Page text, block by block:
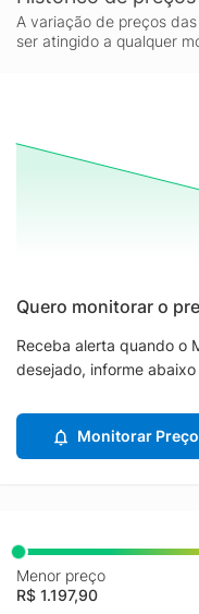
A variação de preços
ser atingido a qualquer
Quero monitorar o
Receba alerta quando o
desejado, informe
Monitorar Preço
Menor preço
R$ 1.197,90